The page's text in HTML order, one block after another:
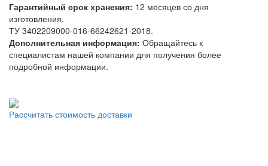
Гарантийный срок хранения: 12 месяцев со дня
изготовления.
ТУ 3402209000-016-66242621-2018.
Дополнительная информация: Обращайтесь к
специалистам нашей компании для получения более
подробной информации.
Рассчитать стоимость доставки